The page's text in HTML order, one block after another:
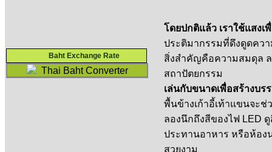
Baht Exchange Rate
Thai Baht Converter
โดยปกติแล้ว เราใช้แสงเ
ประติมากรรมที่ดึงดูดคว
สิ่งสำคัญคือความสมดุล ล
สถาปัตยกรรม
เล่นกับขนาดเพื่อสร้างบ
พื้นข้างเก้าอี้เท้าแขนจะ
ลองนึกถึงสีของไฟ LED
ประทานอาหาร หรือห้อง
สวยงาม